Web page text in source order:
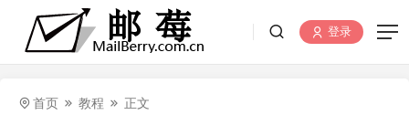
登录
首页 教程 正文